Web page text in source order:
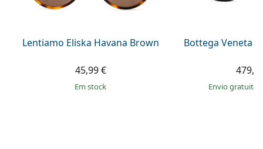
Persol
Lentiamo Eliska Havana Brown
45,99 €
em stock
Bottega Veneta
Envio gratuito